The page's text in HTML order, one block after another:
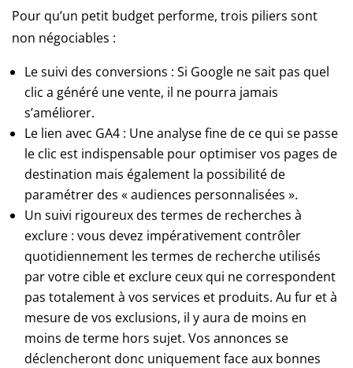
protégés,
évités
des
plusieurs
mains.
Apple
dépôt
rapide,
retrait
Pour qu’un petit budget performe, trois piliers sont
non négociables :
Le suivi des conversions : Si Google ne sait pas quel
clic a généré une vente, il ne pourra jamais
s’améliorer.
Le lien avec GA4 : Une analyse fine de ce qui se passe
le clic est indispensable pour optimiser vos pages de
destination mais également la possibilité de
paramétrer des « audiences personnalisées ».
Un suivi rigoureux des termes de recherches à
exclure : vous devez impérativement contrôler
quotidiennement les termes de recherche utilisés
par votre cible et exclure ceux qui ne correspondent
pas totalement à vos services et produits. Au fur et à
mesure de vos exclusions, il y aura de moins en
moins de terme hors sujet. Vos annonces se
déclencheront donc uniquement face aux bonnes